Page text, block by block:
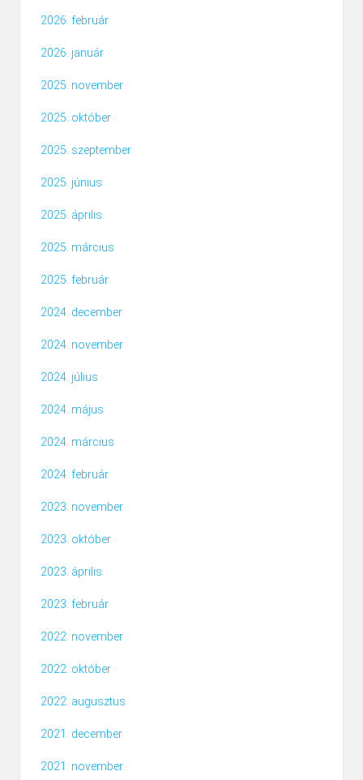
2026. február
2026. január
2025. november
2025. október
2025. szeptember
2025. június
2025. április
2025. március
2025. február
2024. december
2024. november
2024. július
2024. május
2024. március
2024. február
2023. november
2023. október
2023. április
2023. február
2022. november
2022. október
2022. augusztus
2021. december
2021. november